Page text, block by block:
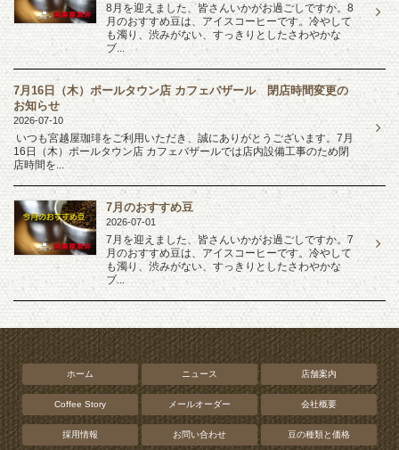
8月を迎えました、皆さんいかがお過ごしですか。8
月のおすすめ豆は、アイスコーヒーです。冷やして
も濁り、渋みがない、すっきりとしたさわやかな
ブ...
7月16日（木）ポールタウン店 カフェバザール 閉店時間変更の
お知らせ
2026-07-10
いつも宮越屋珈琲をご利用いただき、誠にありがとうございます。7月
16日（木）ポールタウン店 カフェバザールでは店内設備工事のため閉
店時間を...
7月のおすすめ豆
2026-07-01
7月を迎えました、皆さんいかがお過ごしですか。7
月のおすすめ豆は、アイスコーヒーです。冷やして
も濁り、渋みがない、すっきりとしたさわやかな
ブ...
ホーム ニュース 店舗案内
Coffee Story メールオーダー 会社概要
採用情報 お問い合わせ 豆の種類と価格